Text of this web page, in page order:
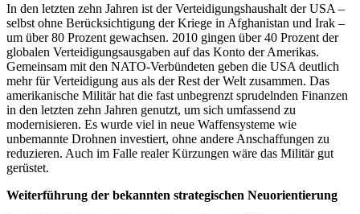
In den letzten zehn Jahren ist der Verteidigungshaushalt der USA –
selbst ohne Berücksichtigung der Kriege in Afghanistan und Irak –
um über 80 Prozent gewachsen. 2010 gingen über 40 Prozent der
globalen Verteidigungsausgaben auf das Konto der Amerikas.
Gemeinsam mit den NATO-Verbündeten geben die USA deutlich
mehr für Verteidigung aus als der Rest der Welt zusammen. Das
amerikanische Militär hat die fast unbegrenzt sprudelnden Finanzen
in den letzten zehn Jahren genutzt, um sich umfassend zu
modernisieren. Es wurde viel in neue Waffensysteme wie
unbemannte Drohnen investiert, ohne andere Anschaffungen zu
reduzieren. Auch im Falle realer Kürzungen wäre das Militär gut
gerüstet.
Weiterführung der bekannten strategischen Neuorientierung